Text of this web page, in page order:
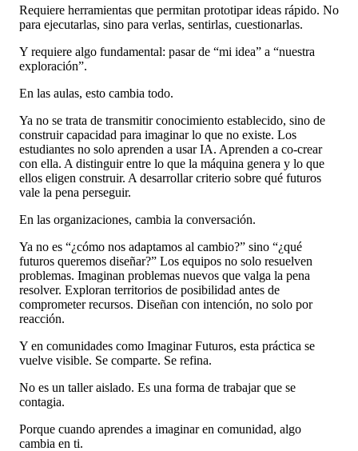
Requiere herramientas que permitan prototipar ideas rápido. No
para ejecutarlas, sino para verlas, sentirlas, cuestionarlas.
Y requiere algo fundamental: pasar de “mi idea” a “nuestra
exploración”.
En las aulas, esto cambia todo.
Ya no se trata de transmitir conocimiento establecido, sino de
construir capacidad para imaginar lo que no existe. Los
estudiantes no solo aprenden a usar IA. Aprenden a co-crear
con ella. A distinguir entre lo que la máquina genera y lo que
ellos eligen construir. A desarrollar criterio sobre qué futuros
vale la pena perseguir.
En las organizaciones, cambia la conversación.
Ya no es “¿cómo nos adaptamos al cambio?” sino “¿qué
futuros queremos diseñar?” Los equipos no solo resuelven
problemas. Imaginan problemas nuevos que valga la pena
resolver. Exploran territorios de posibilidad antes de
comprometer recursos. Diseñan con intención, no solo por
reacción.
Y en comunidades como Imaginar Futuros, esta práctica se
vuelve visible. Se comparte. Se refina.
No es un taller aislado. Es una forma de trabajar que se
contagia.
Porque cuando aprendes a imaginar en comunidad, algo
cambia en ti.